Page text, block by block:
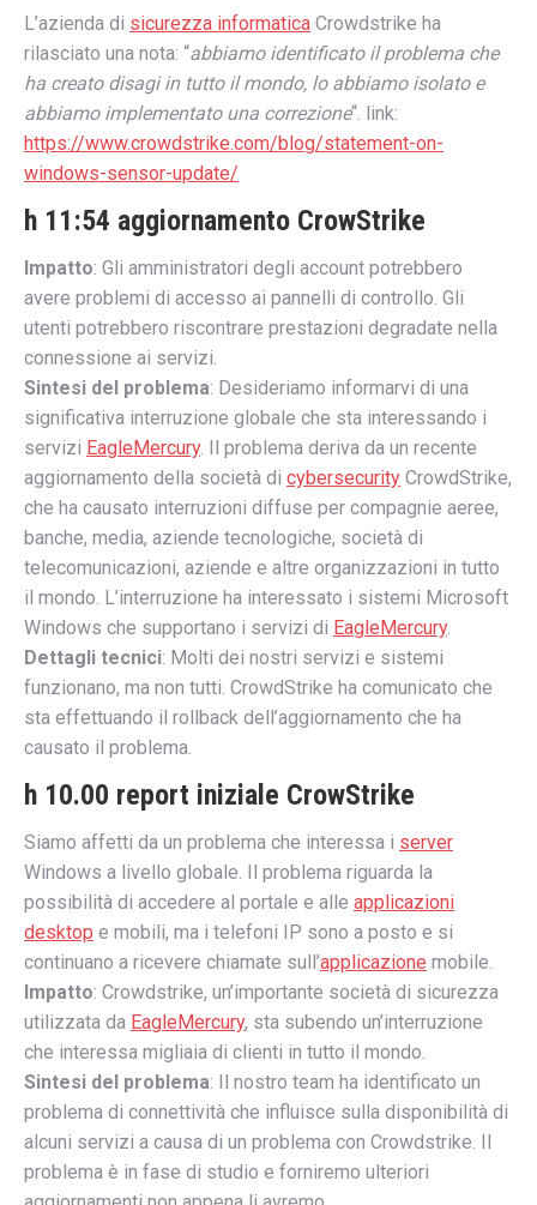
L’azienda di sicurezza informatica Crowdstrike ha
rilasciato una nota: “abbiamo identificato il problema che
ha creato disagi in tutto il mondo, lo abbiamo isolato e
abbiamo implementato una correzione“. link:
https://www.crowdstrike.com/blog/statement-on-
windows-sensor-update/
h 11:54 aggiornamento CrowStrike
Impatto: Gli amministratori degli account potrebbero
avere problemi di accesso ai pannelli di controllo. Gli
utenti potrebbero riscontrare prestazioni degradate nella
connessione ai servizi.
Sintesi del problema: Desideriamo informarvi di una
significativa interruzione globale che sta interessando i
servizi EagleMercury. Il problema deriva da un recente
aggiornamento della società di cybersecurity CrowdStrike,
che ha causato interruzioni diffuse per compagnie aeree,
banche, media, aziende tecnologiche, società di
telecomunicazioni, aziende e altre organizzazioni in tutto
il mondo. L’interruzione ha interessato i sistemi Microsoft
Windows che supportano i servizi di EagleMercury.
Dettagli tecnici: Molti dei nostri servizi e sistemi
funzionano, ma non tutti. CrowdStrike ha comunicato che
sta effettuando il rollback dell’aggiornamento che ha
causato il problema.
h 10.00 report iniziale CrowStrike
Siamo affetti da un problema che interessa i server
Windows a livello globale. Il problema riguarda la
possibilità di accedere al portale e alle applicazioni
desktop e mobili, ma i telefoni IP sono a posto e si
continuano a ricevere chiamate sull’applicazione mobile.
Impatto: Crowdstrike, un’importante società di sicurezza
utilizzata da EagleMercury, sta subendo un’interruzione
che interessa migliaia di clienti in tutto il mondo.
Sintesi del problema: Il nostro team ha identificato un
problema di connettività che influisce sulla disponibilità di
alcuni servizi a causa di un problema con Crowdstrike. Il
problema è in fase di studio e forniremo ulteriori